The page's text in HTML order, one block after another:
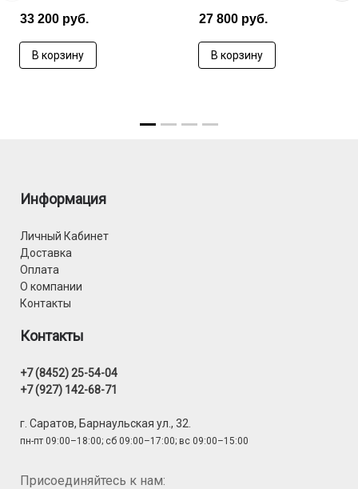
33 200 руб.
В корзину
27 800 руб.
В корзину
Информация
Личный Кабинет
Доставка
Оплата
О компании
Контакты
Контакты
+7 (8452) 25-54-04
+7 (927) 142-68-71
г. Саратов, Барнаульская ул., 32.
пн-пт 09:00–18:00; сб 09:00–17:00; вс 09:00–15:00
Присоединяйтесь к нам: